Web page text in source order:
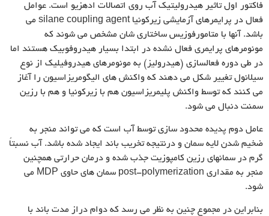
فاکتور اول تاثیر هیدرولیتیک آب روی اتصالات ادهزیو است. عوامل
فعال در پرایمرهای آزمایشی زیرکونیا silane coupling agent می
باشد. آنها با متامورفوزیس ساختاری شان مشخص می شوند که
مونومرهای پرایمری فعال نشده در ابتدا بسیار هیدروفوبیک هستند اما
در طی دوره فعالسازی (هیدرولیز) به مونومرهای هیدروفیلیک از نوع
سیلانول تغییر شکل می دهند که واکنش های الیگومریزاسیون را آغاز
می کنند که توسط واکنش پلیمریزاسیون هم با زیرکونیا و هم با رزین
سمنت دنبال می شود.
عامل دوم پدیده محدود سازی توسط آب است که می تواند منجر به
ضخیم شدن لایه سمان و درنتیجه تخریب باند ایجاد شده باشد. آب نسبتاً
گرم در سمانهای رزین کامپوزیت جذب شده و درمان حرارتی همچنین
منجر به مقداری post-polymerization سمان های حاوی MDP می
شود.
بنابراین در مجموع چنین به نظر می رسد که دوام دراز مدت باند با